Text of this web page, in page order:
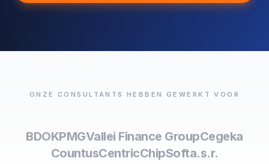
ONZE CONSULTANTS HEBBEN GEWERKT VOOR
BDOKPMGVallei Finance GroupCegeka
CountusCentricChipSofta.s.r.